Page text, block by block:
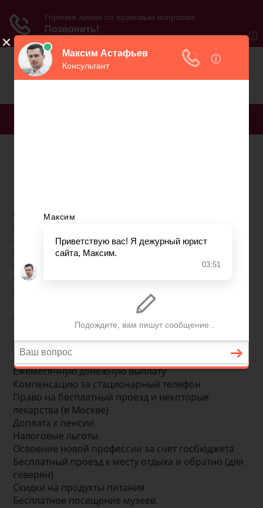
Как восстановить льготы
пенсионерам
им полагаются не только материальные выплаты,
но и социальные льготы. Мы расскажем о том,
какие льготы пенсионерам предоставляет
государство. Вопрос стал особенно актуален после
повышения пенсионного возраста. Все
справедливо ожидали, что пенсионная программа
при этом станет более привлекательной. Новые
льготы действительно появляются. Важно знать,
как их оформить и, куда обращаться.
Пенсионеры имеют право на:
Ежемесячную денежную выплату
Компенсацию за стационарный телефон
Право на бесплатный проезд и некоторые
лекарства (в Москве)
Доплата к пенсии
Налоговые льготы
Освоение новой профессии за счет госбюджета
Бесплатный проезд к месту отдыха и обратно (для
северян)
Скидки на продукты питания
Бесплатное посещение музеев.